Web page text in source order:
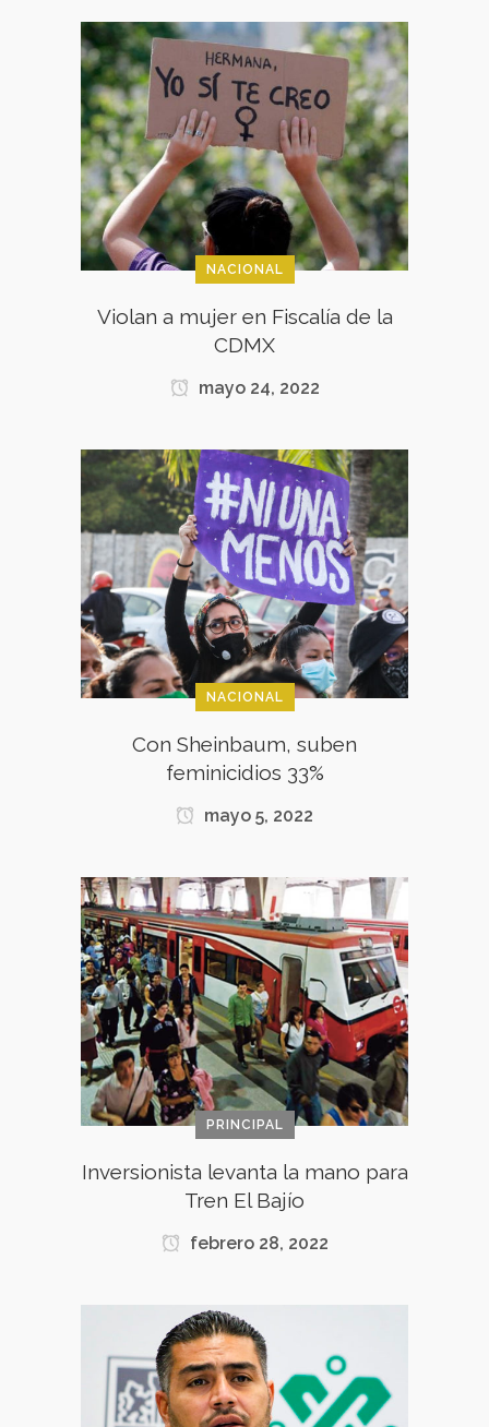
NACIONAL
Violan a mujer en Fiscalía de la
CDMX
mayo 24, 2022
NACIONAL
Con Sheinbaum, suben
feminicidios 33%
mayo 5, 2022
PRINCIPAL
Inversionista levanta la mano para
Tren El Bajío
febrero 28, 2022